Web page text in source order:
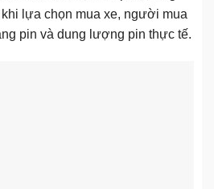
lựa chọn mua xe, người mua
pin và dung lượng pin thực tế.